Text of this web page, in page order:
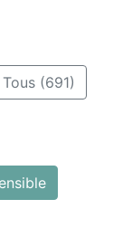
Tous (691)